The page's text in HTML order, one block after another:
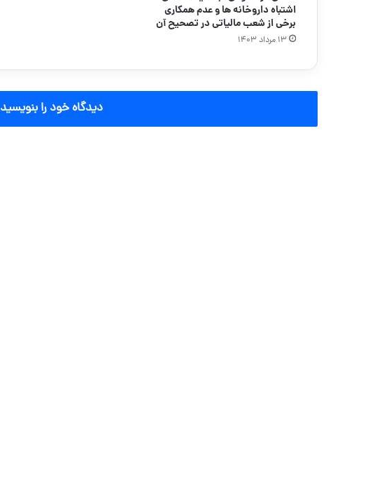
اشتباه داروخانه ها و عدم همکاری
برخی از شعب مالیاتی در تصحیح آن
۱۳ مرداد ۱۴۰۳
دیدگاه خود را بنویسید